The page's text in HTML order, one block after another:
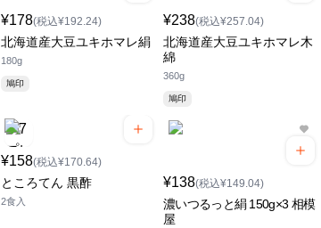
¥178(税込¥192.24)
北海道産大豆ユキホマレ絹
180g
鳩印
¥238(税込¥257.04)
北海道産大豆ユキホマレ木
綿
360g
鳩印
¥158(税込¥170.64)
ところてん 黒酢
2食入
¥138(税込¥149.04)
濃いつるっと絹 150g×3 相模
屋